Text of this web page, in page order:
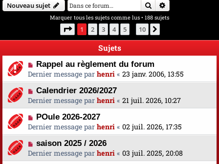
c
h
Nouveau sujet Rechercher
Marquer tous les sujets comme lus • 188 sujets
Page 1sur10
1 2 3 4 5 10
Sujets
Rappel au règlement du forum
Dernier message par henri « 23 janv. 2006, 13:55
Calendrier 2026/2027
Dernier message par henri « 21 juil. 2026, 10:27
POule 2026-2027
Dernier message par henri « 02 juil. 2026, 17:35
saison 2025 / 2026
Dernier message par henri « 03 juil. 2025, 20:08